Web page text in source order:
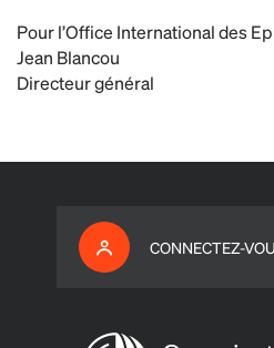
Pour l’Office International des
Jean Blancou
Directeur général
CONNECTEZ-